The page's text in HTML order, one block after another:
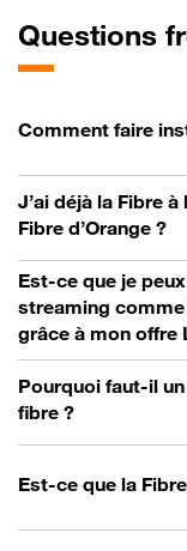
Questions
Comment faire
J’ai déjà la Fibre
Fibre d’Orange ?
Est-ce que je
streaming
grâce à mon offre
Pourquoi faut-il
fibre ?
Est-ce que la